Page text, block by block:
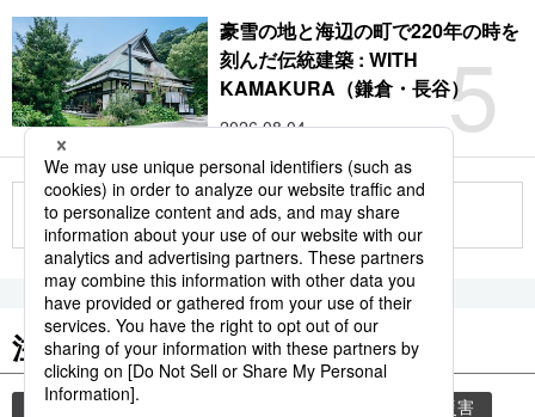
5
豪雪の地と海辺の町で220年の時を
刻んだ伝統建築 : WITH
KAMAKURA（鎌倉・長谷）
2026.08.04
もっと見る
注目のキーワード
共同通信ニュース 災害